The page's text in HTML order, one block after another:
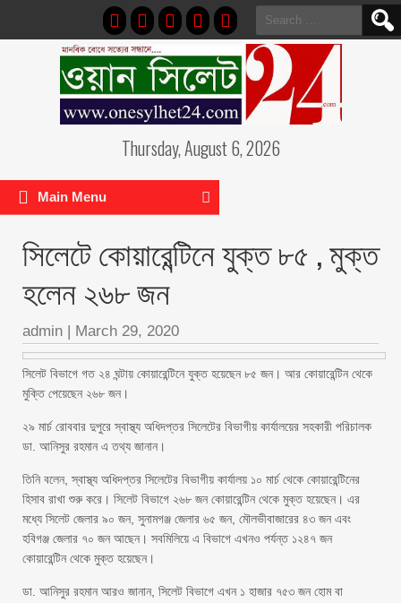
Search
for:
Thursday, August 6, 2026
Main Menu
সিলেটে কোয়ারেন্টিনে যুক্ত ৮৫ , মুক্ত
হলেন ২৬৮ জন
admin | March 29, 2020
সিলেট বিভাগে গত ২৪ ঘন্টায় কোয়ারেন্টিনে যুক্ত হয়েছেন ৮৫ জন। আর কোয়ারেন্টিন থেকে
মুক্তি পেয়েছেন ২৬৮ জন।
২৯ মার্চ রোববার দুপুরে স্বাস্থ্য অধিদপ্তর সিলেটের বিভাগীয় কার্যালয়ের সহকারী পরিচালক
ডা. আনিসুর রহমান এ তথ্য জানান।
তিনি বলেন, স্বাস্থ্য অধিদপ্তর সিলেটের বিভাগীয় কার্যালয় ১০ মার্চ থেকে কোয়ারেন্টিনের
হিসাব রাখা শুরু করে। সিলেট বিভাগে ২৬৮ জন কোয়ারেন্টিন থেকে মুক্ত হয়েছেন। এর
মধ্যে সিলেট জেলার ৯০ জন, সুনামগঞ্জ জেলার ৬৫ জন, মৌলভীবাজারের ৪৩ জন এবং
হবিগঞ্জ জেলার ৭০ জন আছেন। সবমিলিয়ে এ বিভাগে এখনও পর্যন্ত ১২৪৭ জন
কোয়ারেন্টিন থেকে মুক্ত হয়েছেন।
ডা. আনিসুর রহমান আরও জানান, সিলেট বিভাগে এখন ১ হাজার ৭৫৩ জন হোম বা